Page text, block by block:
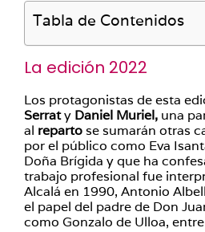
Tabla de Contenidos
La edición 2022
Los protagonistas de esta
Serraty Daniel Muriel, una
al repartose sumarán otras
por el público como Eva
Doña Brígida y que ha
trabajo profesional fue
Alcalá en 1990, Antonio
el papel del padre de Don
como Gonzalo de Ulloa,